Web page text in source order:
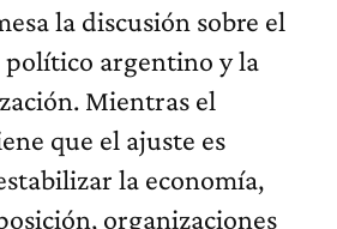
la discusión sobre el
argentino y la
Mientras el
que el ajuste es
la economía,
organizaciones